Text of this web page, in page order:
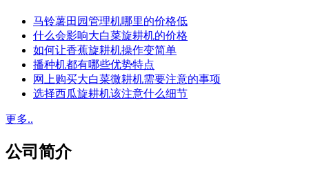
马铃薯田园管理机哪里的价格低
什么会影响大白菜旋耕机的价格
如何让香蕉旋耕机操作变简单
播种机都有哪些优势特点
网上购买大白菜微耕机需要注意的事项
选择西瓜旋耕机该注意什么细节
更多..
公司简介